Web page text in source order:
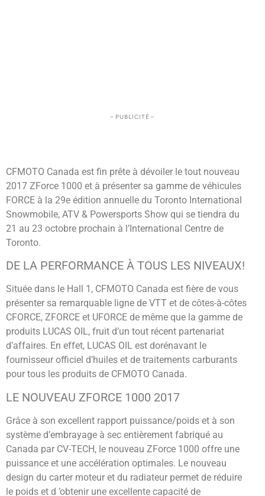
– PUBLICITÉ –
CFMOTO Canada est fin prête à dévoiler le tout nouveau
2017 ZForce 1000 et à présenter sa gamme de véhicules
FORCE à la 29e édition annuelle du Toronto International
Snowmobile, ATV & Powersports Show qui se tiendra du
21 au 23 octobre prochain à l’International Centre de
Toronto.
DE LA PERFORMANCE À TOUS LES NIVEAUX!
Située dans le Hall 1, CFMOTO Canada est fière de vous
présenter sa remarquable ligne de VTT et de côtes-à-côtes
CFORCE, ZFORCE et UFORCE de même que la gamme de
produits LUCAS OIL, fruit d’un tout récent partenariat
d’affaires. En effet, LUCAS OIL est dorénavant le
fournisseur officiel d’huiles et de traitements carburants
pour tous les produits de CFMOTO Canada.
LE NOUVEAU ZFORCE 1000 2017
Grâce à son excellent rapport puissance/poids et à son
système d’embrayage à sec entièrement fabriqué au
Canada par CV-TECH, le nouveau ZForce 1000 offre une
puissance et une accélération optimales. Le nouveau
design du carter moteur et du radiateur permet de réduire
le poids et d ’obtenir une excellente capacité de